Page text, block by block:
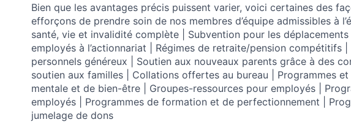
Bien que les avantages précis puissent varier, voici certaines des
efforçons de prendre soin de nos membres d’équipe admissibles à
santé, vie et invalidité complète | Subvention pour les
employés à l’actionnariat | Régimes de retraite/pension compétitifs
personnels généreux | Soutien aux nouveaux parents grâce à des
soutien aux familles | Collations offertes au bureau | Programmes
mentale et de bien-être | Groupes-ressources pour employés |
employés | Programmes de formation et de perfectionnement |
jumelage de dons